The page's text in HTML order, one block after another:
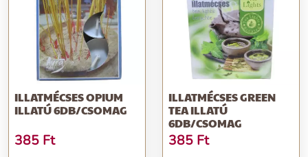
ILLATMÉCSES OPIUM
ILLATÚ 6DB/CSOMAG
385 Ft
ILLATMÉCSES GREEN
TEA ILLATÚ
6DB/CSOMAG
385 Ft